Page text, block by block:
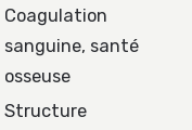
Coagulation
sanguine, santé
osseuse
Structure